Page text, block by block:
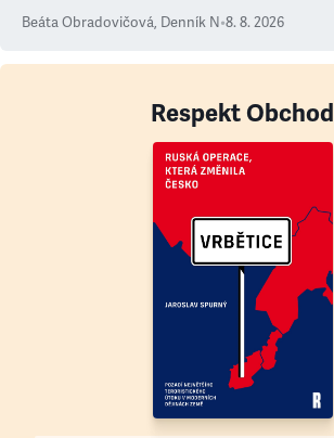
Beáta Obradovičová, Denník N•8. 8. 2026
Respekt Obchod